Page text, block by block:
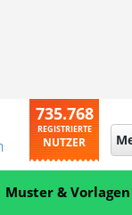
735.768
REGISTRIERTE
NUTZER
Muster & Vorlagen